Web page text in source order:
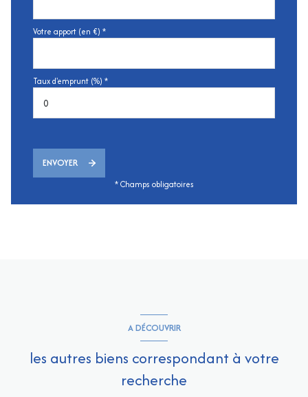
Votre apport (en €) *
Taux d'emprunt (%) *
ENVOYER
* Champs obligatoires
A DÉCOUVRIR
les autres biens correspondant à votre
recherche